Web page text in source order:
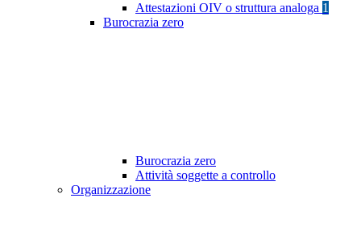
Attestazioni OIV o struttura analoga 1
Burocrazia zero
Burocrazia zero
Attività soggette a controllo
Organizzazione